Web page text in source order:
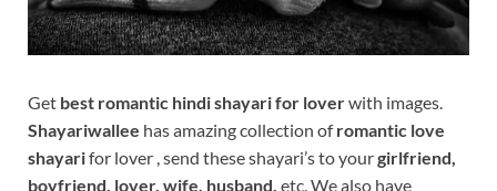
Get best romantic hindi shayari for loverwith images.
Shayariwallee has amazing collection ofromantic love
shayarifor lover , send these shayari’s to yourgirlfriend,
boyfriend, lover, wife, husband, etc. We also have